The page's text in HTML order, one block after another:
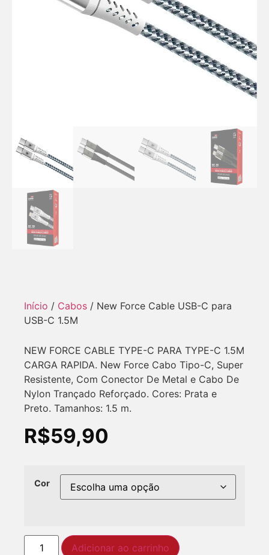
Início / Cabos / New Force Cable USB-C para
USB-C 1.5M
NEW FORCE CABLE TYPE-C PARA TYPE-C 1.5M
CARGA RAPIDA. New Force Cabo Tipo-C, Super
Resistente, Com Conector De Metal e Cabo De
Nylon Trançado Reforçado. Cores: Prata e
Preto. Tamanhos: 1.5 m.
R$59,90
Cor
Adicionar ao carrinho